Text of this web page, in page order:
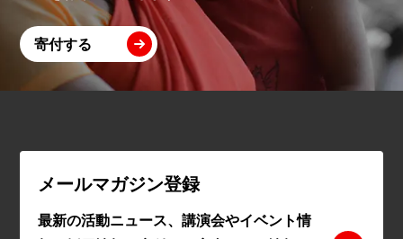
寄付する
メールマガジン登録
最新の活動ニュース、講演会やイベント情